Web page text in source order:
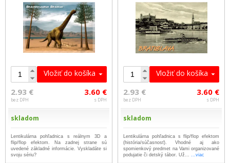
Vložiť do košíka
2.93 €
bez DPH
3.60 €
s DPH
skladom
Lentikulárna pohľadnica s reálnym 3D a
flip/flop efektom. Na zadnej strane sú
uvedené základné informácie. Vyskladáte si
svoju sériu?
Vložiť do košíka
2.93 €
bez DPH
3.60 €
s DPH
skladom
Lentikulárna pohľadnica s flip/flop efektom
(história/súčasnosť). Vhodné aj ako
spomienkový predmet na Vami organizované
podujatie či detský tábor. Už... ...viac